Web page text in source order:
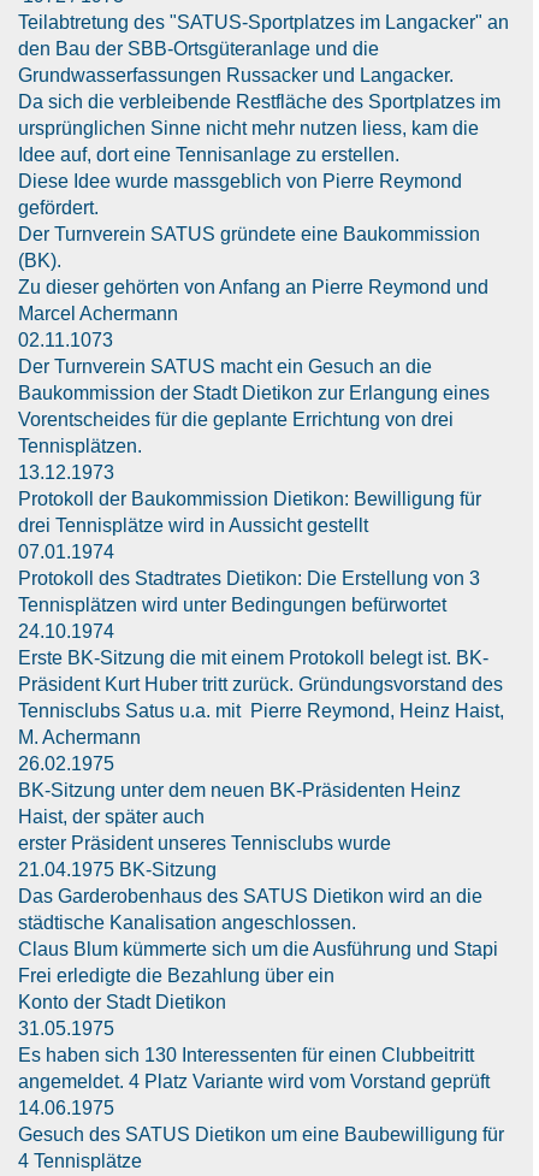
Teilabtretung des "SATUS-Sportplatzes im Langacker" an
den Bau der SBB-Ortsgüteranlage und die
Grundwasserfassungen Russacker und Langacker.
Da sich die verbleibende Restfläche des Sportplatzes im
ursprünglichen Sinne nicht mehr nutzen liess, kam die
Idee auf, dort eine Tennisanlage zu erstellen.
Diese Idee wurde massgeblich von Pierre Reymond
gefördert.
Der Turnverein SATUS gründete eine Baukommission
(BK).
Zu dieser gehörten von Anfang an Pierre Reymond und
Marcel Achermann
02.11.1073
Der Turnverein SATUS macht ein Gesuch an die
Baukommission der Stadt Dietikon zur Erlangung eines
Vorentscheides für die geplante Errichtung von drei
Tennisplätzen.
13.12.1973
Protokoll der Baukommission Dietikon: Bewilligung für
drei Tennisplätze wird in Aussicht gestellt
07.01.1974
Protokoll des Stadtrates Dietikon: Die Erstellung von 3
Tennisplätzen wird unter Bedingungen befürwortet
24.10.1974
Erste BK-Sitzung die mit einem Protokoll belegt ist. BK-
Präsident Kurt Huber tritt zurück. Gründungsvorstand des
Tennisclubs Satus u.a. mit Pierre Reymond, Heinz Haist,
M. Achermann
26.02.1975
BK-Sitzung unter dem neuen BK-Präsidenten Heinz
Haist, der später auch
erster Präsident unseres Tennisclubs wurde
21.04.1975 BK-Sitzung
Das Garderobenhaus des SATUS Dietikon wird an die
städtische Kanalisation angeschlossen.
Claus Blum kümmerte sich um die Ausführung und Stapi
Frei erledigte die Bezahlung über ein
Konto der Stadt Dietikon
31.05.1975
Es haben sich 130 Interessenten für einen Clubbeitritt
angemeldet. 4 Platz Variante wird vom Vorstand geprüft
14.06.1975
Gesuch des SATUS Dietikon um eine Baubewilligung für
4 Tennisplätze